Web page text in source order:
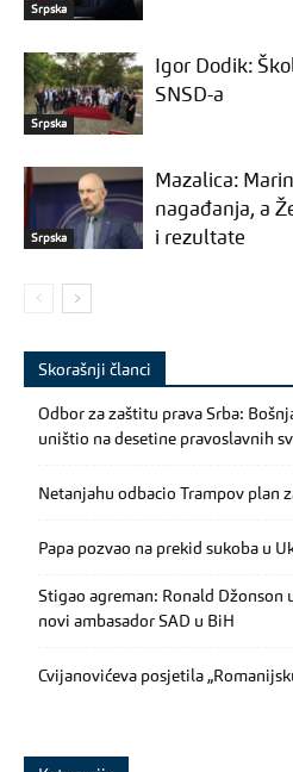
Srpska
Srpska
Igor Dodik:
SNSD-a
Srpska
Mazalica:
nagađanja, a
i rezultate
Skorašnji članci
Odbor za zaštitu prava Srba:
uništio na desetine pravoslavnih
Netanjahu odbacio Trampov plan
Papa pozvao na prekid sukoba u
Stigao agreman: Ronald Džonson
novi ambasador SAD u BiH
Cvijanovićeva posjetila